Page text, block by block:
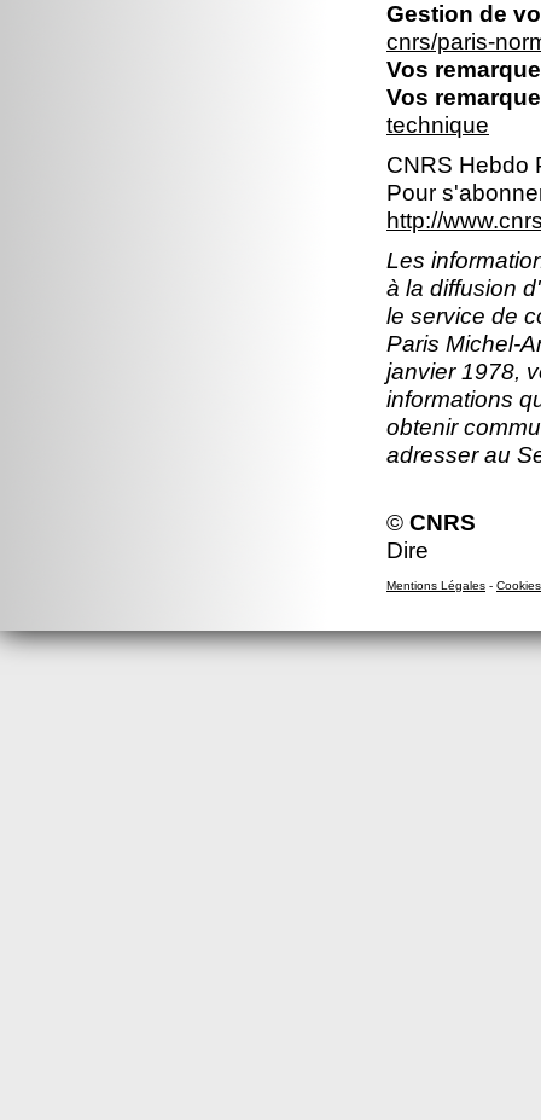
Gestion de
cnrs/paris-
Vos
Vos
technique
CNRS Hebdo
Pour
http://
Les
à la diffusion
le service de
Paris Michel-
janvier 1978,
informations
obtenir
adresser au
© CNRS
Dire
Mentions Légales - Cookies